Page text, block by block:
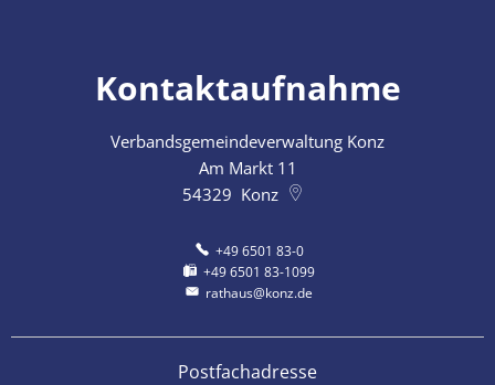
Kontaktaufnahme
Verbandsgemeindeverwaltung Konz
Am Markt 11
54329 Konz
+49 6501 83-0
+49 6501 83-1099
rathaus@konz.de
Postfachadresse